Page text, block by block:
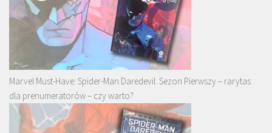
Marvel Must-Have: Spider-Man Daredevil. Sezon Pierwszy – rarytas
dla prenumeratorów – czy warto?